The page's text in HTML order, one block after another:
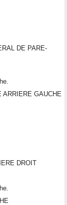
DE PARE-
ARRIERE GAUCHE
DROIT